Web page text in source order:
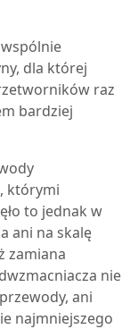
dla której
raz
bardziej
którymi
to jednak w
ani na skalę
zamiana
nie
ani
najmniejszego